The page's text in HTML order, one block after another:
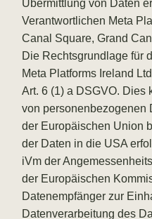
Übermittlung von Daten
Verantwortlichen Meta
Canal Square, Grand
Die Rechtsgrundlage für
Meta Platforms Ireland
Art. 6 (1) a DSGVO. Dies
von personenbezogenen
der Europäischen Union
der Daten in die USA
iVm der
der Europäischen
Datenempfänger zur
Datenverarbeitung des